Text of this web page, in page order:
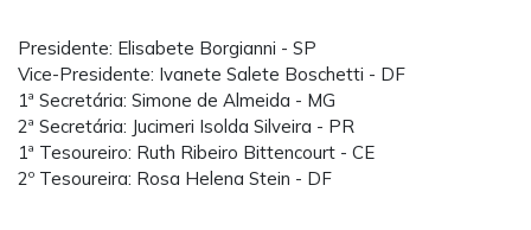
Presidente: Elisabete Borgianni - SP
Vice-Presidente: Ivanete Salete Boschetti - DF
1ª Secretária: Simone de Almeida - MG
2ª Secretária: Jucimeri Isolda Silveira - PR
1ª Tesoureiro: Ruth Ribeiro Bittencourt - CE
2º Tesoureira: Rosa Helena Stein - DF